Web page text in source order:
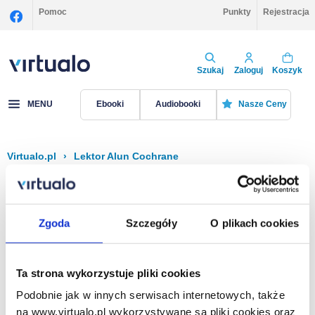
Zgoda Szczegóły O plikach cookies
Ta strona wykorzystuje pliki cookies
Podobnie jak w innych serwisach internetowych, także
na www.virtualo.pl wykorzystywane są pliki cookies oraz
Pomoc Punkty Rejestracja
Szukaj Zaloguj Koszyk
MENU Ebooki Audiobooki Nasze Ceny
Virtualo.pl › Lektor Alun Cochrane
Filtruj Sortuj
Na stronie